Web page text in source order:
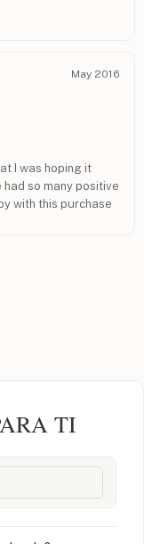
May 2016
I was hoping it
so many positive
with this purchase
TI